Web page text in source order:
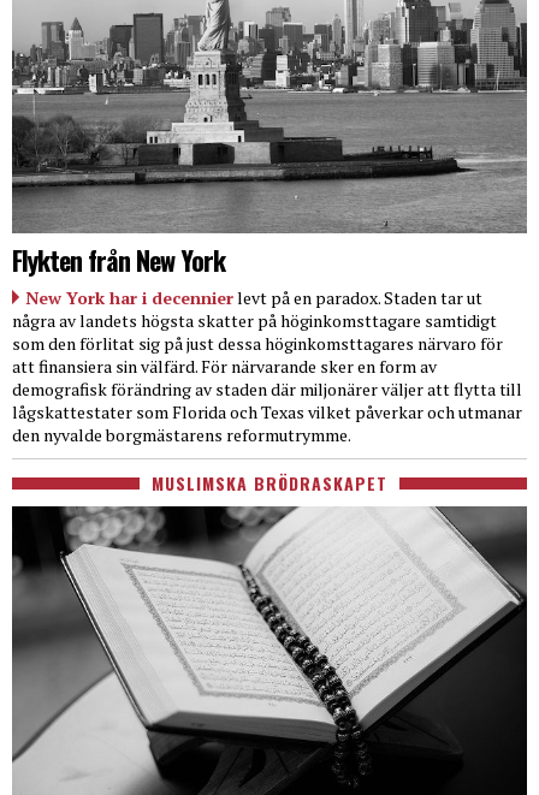
Flykten från New York
New York har i decennierlevt på en paradox. Staden tar ut
några av landets högsta skatter på höginkomsttagare samtidigt
som den förlitat sig på just dessa höginkomsttagares närvaro för
att finansiera sin välfärd. För närvarande sker en form av
demografisk förändring av staden där miljonärer väljer att flytta till
lågskattestater som Florida och Texas vilket påverkar och utmanar
den nyvalde borgmästarens reformutrymme.
MUSLIMSKA BRÖDRASKAPET